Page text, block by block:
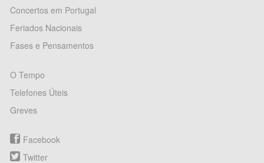
Concertos em Portugal
Feriados Nacionais
Fases e Pensamentos
O Tempo
Telefones Úteis
Greves
Facebook
Twitter